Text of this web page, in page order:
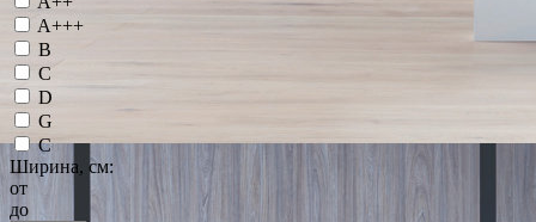
A+++
B
C
D
G
С
Ширина, см:
от
до